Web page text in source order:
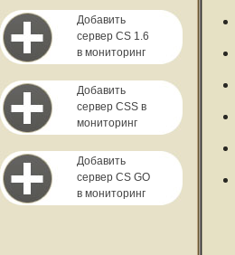
Добавить
сервер CS 1.6
в мониторинг
Добавить
сервер CSS в
мониторинг
Добавить
сервер CS GO
в мониторинг